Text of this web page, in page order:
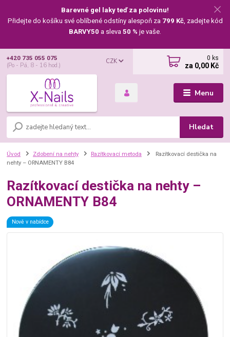
Barevné gel laky teď za polovinu!
Přidejte do košíku své oblíbené odstíny alespoň za 799 Kč, zadejte kód
BARVY50 a sleva 50 % je vaše.
Menu
CZK
Hledat
+420 735 055 075
(Po - Pá, 8 - 16 hod.)
0 ks
za 0,00 Kč
Úvod Zdobení na nehty Razítkovací metoda
Razítkovací destička na
nehty – ORNAMENTY B84
Razítkovací destička na nehty –
ORNAMENTY B84
Nově v nabídce